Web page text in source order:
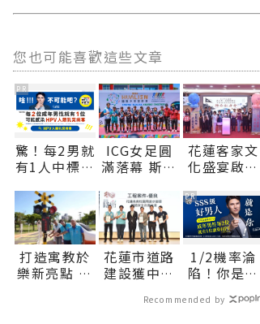
您也可能喜歡這些文章
驚！每2男就
有1人中標？
PR
ICG女足圓
滿落幕 斯洛
蓮小將榮登
四強∣花蓮
新聞網官方
網站各類新
聞－最快速
的今日新聞
報導 最新的
花蓮客家文
化盛宴啟動
融新魅力∣
花蓮新聞網
官方網站各
類新聞－最
快速的今日
新聞報導 最
新的在地資
打造寓教於
樂新亮點 大
花蓮市道路
建設獲中央
「2026馬路
1/2機率淪
陷！你是好
男？關鍵在
PR
Recommended by